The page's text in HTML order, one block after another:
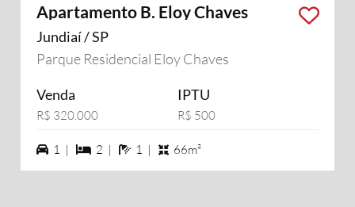
Apartamento B. Eloy Chaves
Jundiaí / SP
Parque Residencial Eloy Chaves
Venda
R$ 320.000
IPTU
R$ 500
1 vagas na garagem
1 | 2 dormiórios
2 | 1 banheiros
1 | 66m²